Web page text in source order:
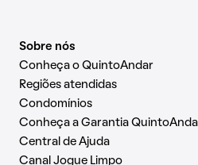
Sobre nós
Conheça o QuintoAndar
Regiões atendidas
Condomínios
Conheça a Garantia
Central de Ajuda
Canal Jogue Limpo